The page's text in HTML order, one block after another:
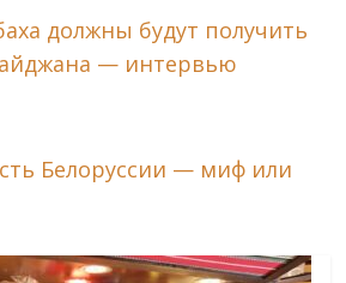
должны будут получить
— интервью
Белоруссии — миф или